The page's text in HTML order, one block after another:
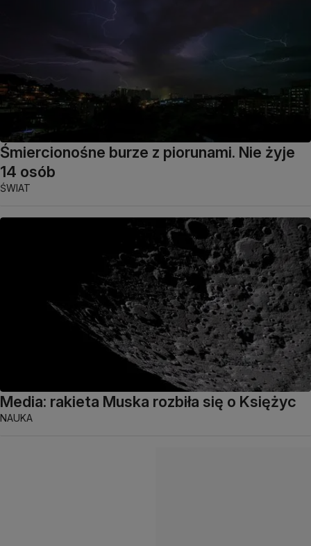
Śmiercionośne burze z piorunami. Nie żyje
14 osób
ŚWIAT
Media: rakieta Muska rozbiła się o Księżyc
NAUKA